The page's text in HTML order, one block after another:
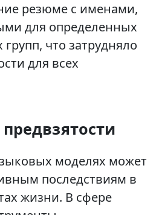
резюме с именами,
для определенных
что затрудняло
для всех
моделях может
последствиям в
жизни. В сфере